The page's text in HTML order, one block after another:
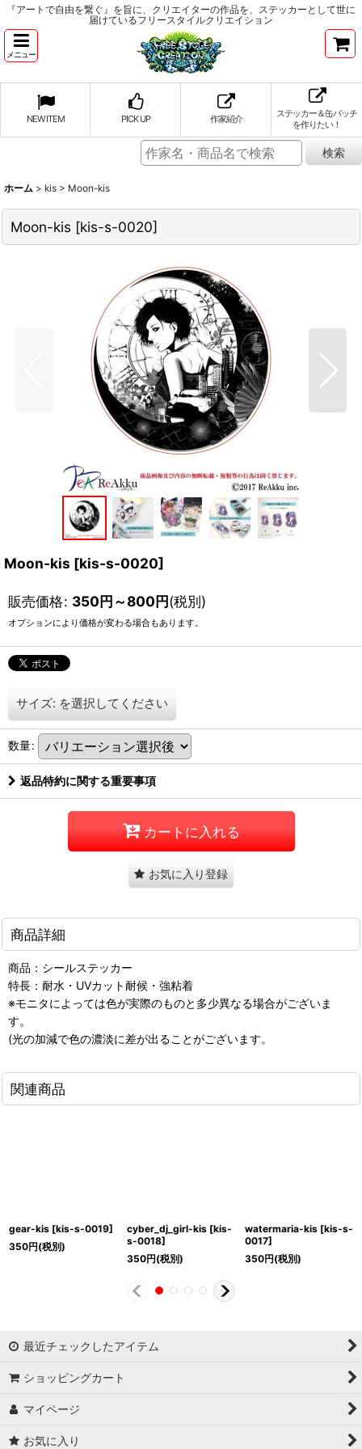
『アートで自由を繋ぐ』を旨に、クリエイターの作品を、ステッカーとして世に
届けているフリースタイルクリエイション
メニュー
NEW ITEM PICK UP 作家紹介
ステッカー＆缶バッチ
を作りたい！
ホーム > kis > Moon-kis
Moon-kis [kis-s-0020]
Moon-kis [kis-s-0020]
販売価格: 350円～800円(税別)
オプションにより価格が変わる場合もあります。
サイズ: を選択してください
数量:
返品特約に関する重要事項
カートに入れる
お気に入り登録
商品詳細
商品：シールステッカー
特長：耐水・UVカット耐候・強粘着
※モニタによっては色が実際のものと多少異なる場合がございま
す。
(光の加減で色の濃淡に差が出ることがございます。
関連商品
gear-kis [kis-s-0019]
350円(税別)
cyber_dj_girl-kis [kis-
s-0018]
350円(税別)
watermaria-kis [kis-s-
0017]
350円(税別)
最近チェックしたアイテム
ショッピングカート
マイページ
お気に入り